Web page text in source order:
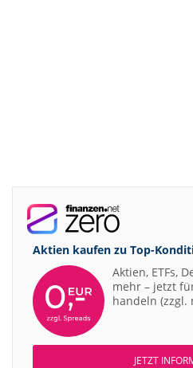
Aktien kaufen zu Top-
Aktien, ETFs,
mehr – jetzt
handeln (zzgl.
JETZT